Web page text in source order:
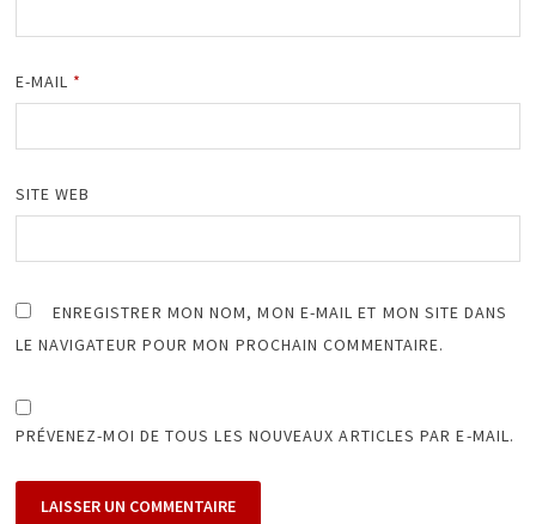
E-MAIL *
SITE WEB
ENREGISTRER MON NOM, MON E-MAIL ET MON SITE DANS
LE NAVIGATEUR POUR MON PROCHAIN COMMENTAIRE.
PRÉVENEZ-MOI DE TOUS LES NOUVEAUX ARTICLES PAR E-MAIL.